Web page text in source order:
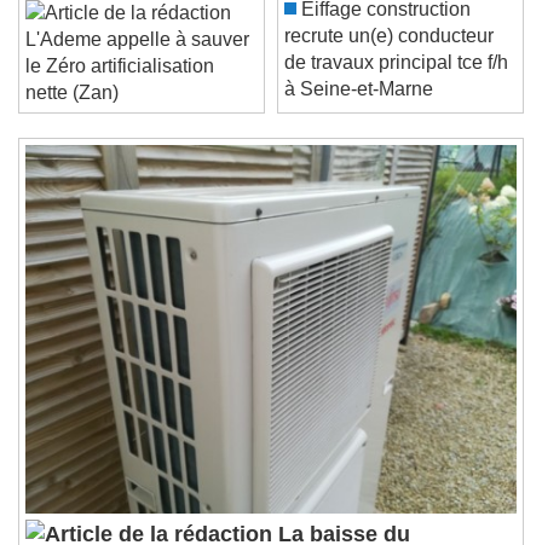
/
Duration-:-
Loaded:0%
Stream Type
Seek to live, currently behind live
Remaining Time-0:00
1x
Playback Rate
Chapters
Chapters
Descriptions
descriptions off
, selected
Subtitles
subtitles settings
, opens subtitles
settings dialog
subtitles off
, selected
Audio Track
Picture-in-Picture Fullscreen
L'Ademe appelle à sauver
le Zéro artificialisation
nette (Zan)
Eiffage construction
recrute un(e) conducteur
de travaux principal tce f/h